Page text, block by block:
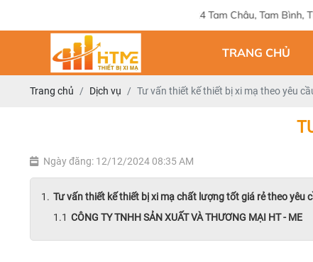
Địa chỉ: 124 Tam Châu, Tam Bình, Thành phố Hồ
TRANG CHỦ
Trang chủ Dịch vụ Tư vấn thiết kế thiết bị xi mạ theo yêu
Ngày đăng: 12/12/2024 08:35 AM
Tư vấn thiết kế thiết bị xi mạ chất lượng tốt giá rẻ theo yêu
CÔNG TY TNHH SẢN XUẤT VÀ THƯƠNG MẠI HT - ME